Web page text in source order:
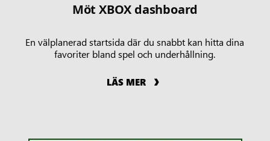
Möt XBOX dashboard
En välplanerad startsida där du snabbt kan hitta dina
favoriter bland spel och underhållning.
LÄS MER